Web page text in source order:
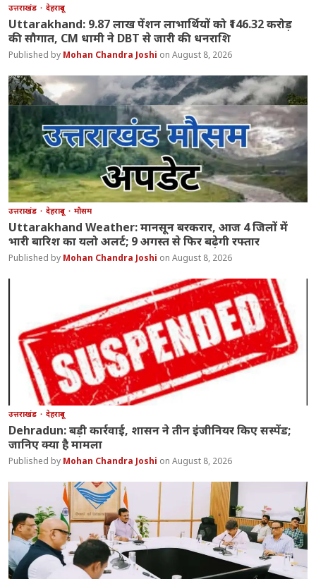
उत्तराखंड देहरादून
Uttarakhand: 9.87 लाख पेंशन लाभार्थियों को ₹146.32 करोड़
की सौगात, CM धामी ने DBT से जारी की धनराशि
Mohan Chandra Joshi August 8, 2026
उत्तराखंड देहरादून मौसम
Uttarakhand Weather: मानसून बरकरार, आज 4 जिलों में
भारी बारिश का यलो अलर्ट; 9 अगस्त से फिर बढ़ेगी रफ्तार
Mohan Chandra Joshi August 8, 2026
उत्तराखंड देहरादून
Dehradun: बड़ी कार्रवाई, शासन ने तीन इंजीनियर किए सस्पेंड;
जानिए क्या है मामला
Mohan Chandra Joshi August 8, 2026